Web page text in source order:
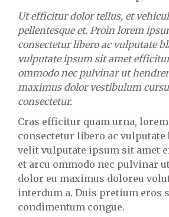
Ut efficitur dolor tellus, et
pellentesque et. Proin lorem
consectetur libero ac vulputate
vulputate ipsum sit amet
ommodo nec pulvinar ut
maximus dolor vestibulum
consectetur.
Cras efficitur quam urna,
consectetur libero ac
velit vulputate ipsum sit amet
et arcu ommodo nec pulvinar
dolor eu maximus doloreu
interdum a. Duis pretium eros
condimentum congue.